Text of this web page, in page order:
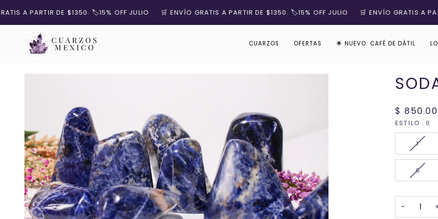
directamente
al
contenido
A PARTIR DE $1350. 🏷️15% OFF JULIO 🛒 ENVÍO GRATIS A PARTIR DE $1350. 🏷️15% OFF JULIO 🛒 ENVÍO GRATIS A
CUARZOS OFERTAS 🌟 NUEVO: CAFÉ DE DÁTIL
$ 850.00
ESTILO 8
1
O
NO
6
NO
−